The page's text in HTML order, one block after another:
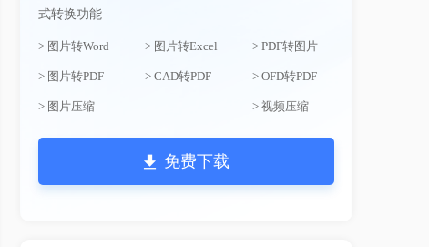
式转换功能
> 图片转Word > 图片转Excel > PDF转图片
> 图片转PDF > CAD转PDF > OFD转PDF
> 图片压缩 > 视频压缩
免费下载